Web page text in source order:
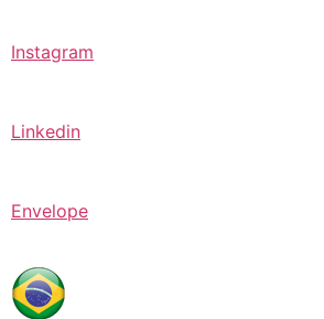
Instagram
Linkedin
Envelope